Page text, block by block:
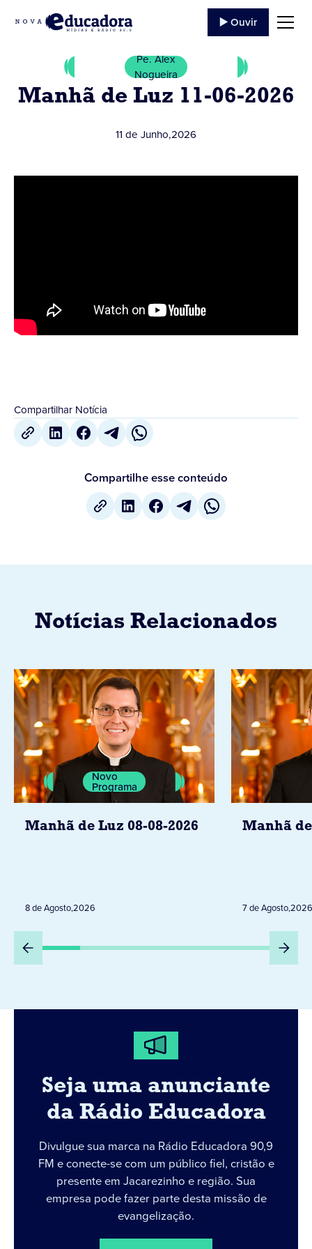
▶️ Ouvir
Pe. Alex
Nogueira
Manhã de Luz 11-06-2026
11 de Junho,2026
Compartilhar Notícia
Compartilhe esse conteúdo
Notícias Relacionados
Novo
Programa
Manhã de Luz 08-08-2026
8 de Agosto,2026
Manhã de
7 de Agosto,2026
Seja uma anunciante
da Rádio Educadora
Divulgue sua marca na Rádio Educadora 90,9
FM e conecte-se com um público fiel, cristão e
presente em Jacarezinho e região. Sua
empresa pode fazer parte desta missão de
evangelização.